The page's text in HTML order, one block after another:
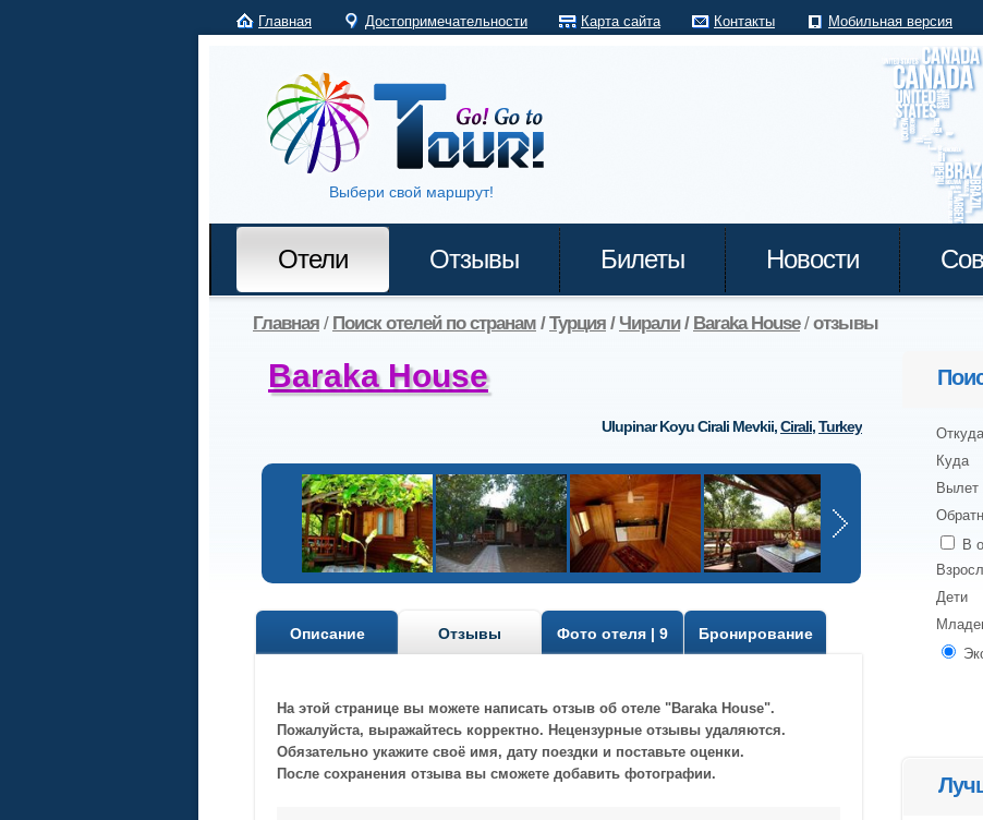
Главная Достопримечательности Карта сайта Контакты Мобильная версия
Выбери свой маршрут!
Отели Отзывы Билеты Новости
Главная / Поиск отелей по странам /Турция / Чирали/ Baraka House/отзывы
Baraka House
Ulupinar Koyu Cirali Mevkii,Cirali,Turkey
Описание Отзывы Фото отеля | 9 Бронирование
На этой странице вы можете написать отзыв об отеле "Baraka House".
Пожалуйста, выражайтесь корректно. Нецензурные отзывы удаляются.
Обязательно укажите своё имя, дату поездки и поставьте оценки.
После сохранения отзыва вы сможете добавить фотографии.
Откуда
Куда
Вылет
В
Дети